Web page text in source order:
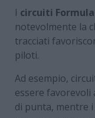
I circuiti Formula
notevolmente la
tracciati
piloti.
Ad esempio,
essere favorevoli
di punta, mentre